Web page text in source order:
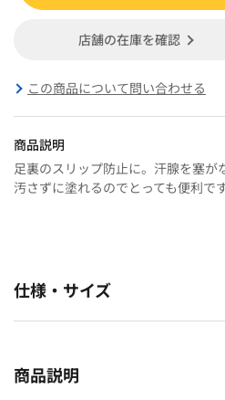
店舗の在庫を確認
この商品について問い合わせる
商品説明
足裏のスリップ防止に。汗腺を塞が
汚さずに塗れるのでとっても便利です
仕様・サイズ
商品説明